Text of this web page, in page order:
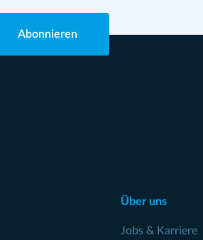
Abonnieren
Über uns
Jobs & Karriere